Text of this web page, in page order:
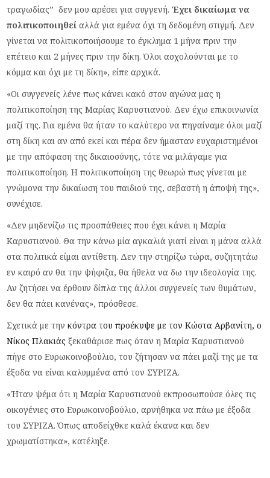
τραγωδίας” δεν μου αρέσει για συγγενή.Έχει δικαίωμα να
πολιτικοποιηθείαλλά για εμένα όχι τη δεδομένη στιγμή. Δεν
γίνεται να πολιτικοποιήσουμε το έγκλημα 1 μήνα πριν την
επέτειο και 2 μήνες πριν την δίκη. Όλοι ασχολούνται με το
κόμμα και όχι με τη δίκη», είπε αρχικά.
«Οι συγγενείς λένε πως κάνει κακό στον αγώνα μας η
πολιτικοποίηση της Μαρίας Καρυστιανού. Δεν έχω επικοινωνία
μαζί της. Για εμένα θα ήταν το καλύτερο να πηγαίναμε όλοι μαζί
στη δίκη και αν από εκεί και πέρα δεν ήμασταν ευχαριστημένοι
με την απόφαση της δικαιοσύνης, τότε να μιλάγαμε για
πολιτικοποίηση. Η πολιτικοποίηση της θεωρώ πως γίνεται με
γνώμονα την δικαίωση του παιδιού της, σεβαστή η άποψή της»,
συνέχισε.
«Δεν μηδενίζω τις προσπάθειες που έχει κάνει η Μαρία
Καρυστιανού. Θα την κάνω μία αγκαλιά γιατί είναι η μάνα αλλά
στα πολιτικά είμαι αντίθετη. Δεν την στηρίζω τώρα, συζητητάω
εν καιρό αν θα την ψήφιζα, θα ήθελα να δω την ιδεολογία της.
Αν ζητήσει να έρθουν δίπλα της άλλοι συγγενείς των θυμάτων,
δεν θα πάει κανένας», πρόσθεσε.
Σχετικά με τηνκόντρα του προέκυψε με τον Κώστα Αρβανίτη, ο
Νίκος Πλακιάς ξεκαθάρισε πως όταν η Μαρία Καρυστιανού
πήγε στο Ευρωκοινοβούλιο, του ζήτησαν να πάει μαζί της με τα
έξοδα να είναι καλυμμένα από τον ΣΥΡΙΖΑ.
«Ήταν ψέμα ότι η Μαρία Καρυστιανού εκπροσωπούσε όλες τις
οικογένιες στο Ευρωκοινοβούλιο, αρνήθηκα να πάω με έξοδα
του ΣΥΡΙΖΑ. Όπως αποδείχθκε καλά έκανα και δεν
χρωματίστηκα», κατέληξε.